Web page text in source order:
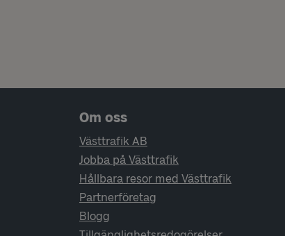
Sidfotsnavigering
Om oss
Västtrafik AB
Jobba på Västtrafik
Hållbara resor med Västtrafik
Partnerföretag
Blogg